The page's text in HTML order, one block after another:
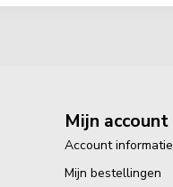
Mijn account
Account informatie
Mijn bestellingen